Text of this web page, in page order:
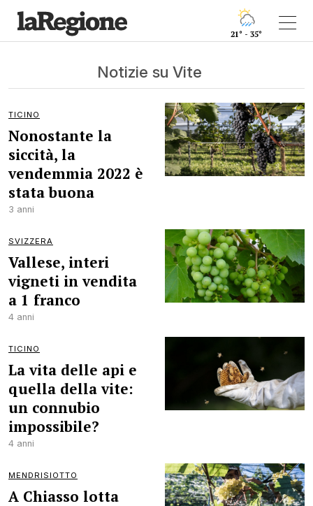
21° - 35°
Notizie su Vite
TICINO
Nonostante la
siccità, la
vendemmia 2022 è
stata buona
3 anni
SVIZZERA
Vallese, interi
vigneti in vendita
a 1 franco
4 anni
TICINO
La vita delle api e
quella della vite:
un connubio
impossibile?
4 anni
MENDRISIOTTO
A Chiasso lotta